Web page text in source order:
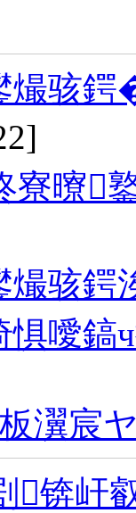
熶骇
寮曢
熶骇
惧噯
瀷宸
锛屽